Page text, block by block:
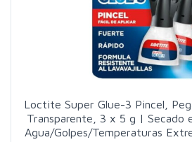
Loctite Super Glue-3 Pincel,
Transparente, 3 x 5 g | Secado
Agua/Golpes/Temperaturas